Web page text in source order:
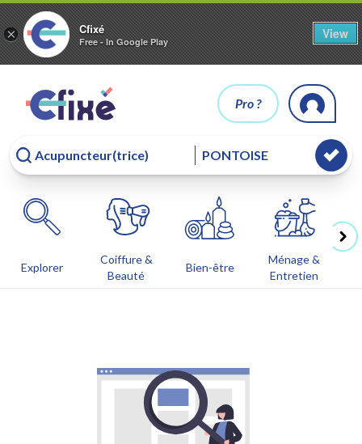
× Cfixé
Free - In Google Play
View
Pro ?
Explorer
Coiffure &
Beauté
Bien-être
Ménage &
Entretien